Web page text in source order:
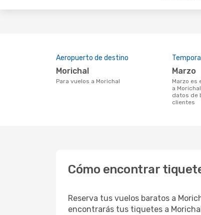
Aeropuerto de destino
Morichal
Para vuelos a Morichal
marzo
marzo es el mes más popular para volar
a
datos de
clientes
Cómo encontrar
Reserva tus vuelos baratos a
encontrarás tus tiquetes a